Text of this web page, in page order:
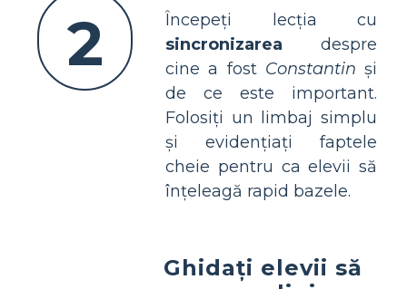
2
Începeți lecția cu
sincronizarea despre
cine a fost Constantin și
de ce este important.
Folosiți un limbaj simplu
și evidențiați faptele
cheie pentru ca elevii să
înțeleagă rapid bazele.
Ghidați elevii să